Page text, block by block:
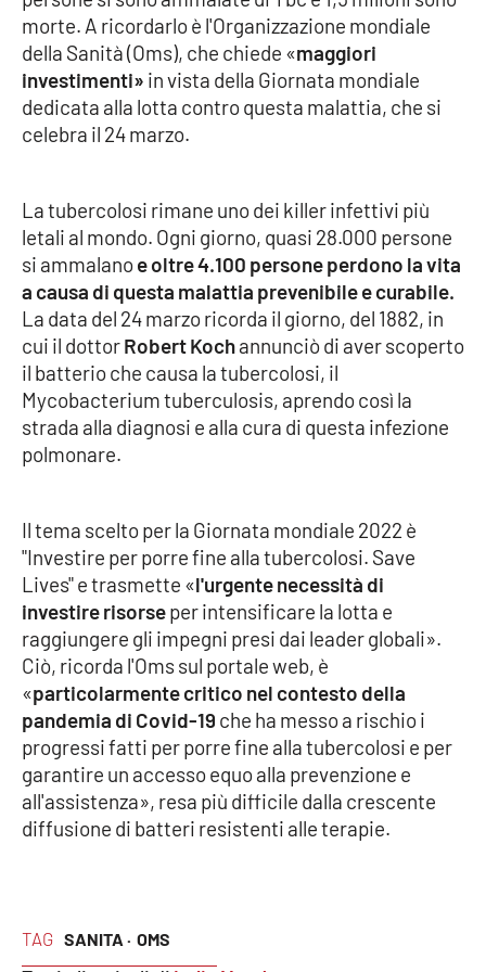
Cultura
Economia e Lavoro
Sanità
Società
Sport
RUBRICHE
Good Morning Vietnam
Leggendo Alvaro insieme
Imprese Di Calabria
Le perfidie di Antonella Grippo
Venti di comunicazione
STREAMING
TAG SANITA · OMS
morte. A ricordarlo è l'Organizzazione mondiale
della Sanità (Oms), che chiede «maggiori
investimenti» in vista della Giornata mondiale
dedicata alla lotta contro questa malattia, che si
celebra il 24 marzo.
La tubercolosi rimane uno dei killer infettivi più
letali al mondo. Ogni giorno, quasi 28.000 persone
si ammalanoe oltre 4.100 persone perdono la vita
a causa di questa malattia prevenibile e curabile.
La data del 24 marzo ricorda il giorno, del 1882, in
cui il dottorRobert Kochannunciò di aver scoperto
il batterio che causa la tubercolosi, il
Mycobacterium tuberculosis, aprendo così la
strada alla diagnosi e alla cura di questa infezione
polmonare.
Il tema scelto per la Giornata mondiale 2022 è
"Investire per porre fine alla tubercolosi. Save
Lives" e trasmette «l'urgente necessità di
investire risorseper intensificare la lotta e
raggiungere gli impegni presi dai leader globali».
Ciò, ricorda l'Oms sul portale web, è
«particolarmente critico nel contesto della
pandemia di Covid-19 che ha messo a rischio i
progressi fatti per porre fine alla tubercolosi e per
garantire un accesso equo alla prevenzione e
all'assistenza», resa più difficile dalla crescente
diffusione di batteri resistenti alle terapie.